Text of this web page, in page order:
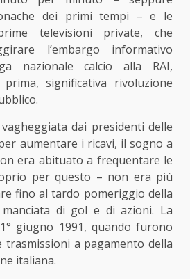
dei primi tempi – e le
televisioni private, che
l’embargo informativo
nazionale calcio alla RAI,
significativa rivoluzione
vagheggiata dai presidenti delle
aumentare i ricavi, il sogno a
era abituato a frequentare le
per questo – non era più
fino al tardo pomeriggio della
di gol e di azioni. La
giugno 1991, quando furono
a pagamento della
italiana.